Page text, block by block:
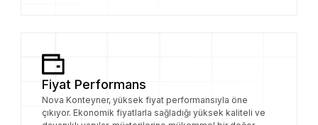
Fiyat Performans
Nova Konteyner, yüksek fiyat performansıyla öne
çıkıyor. Ekonomik fiyatlarla sağladığı yüksek kaliteli ve